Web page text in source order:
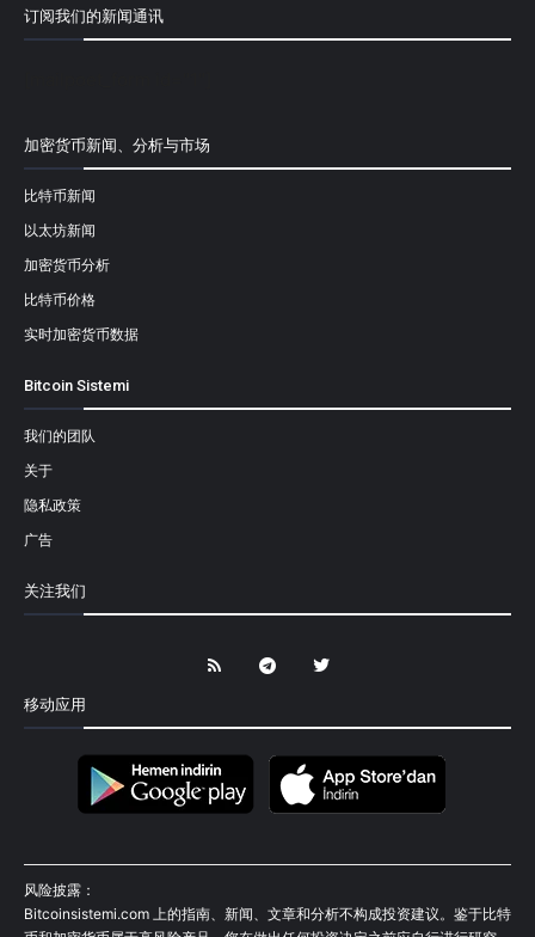
订阅我们的新闻通讯
加密货币新闻、分析与市场
比特币新闻
以太坊新闻
加密货币分析
比特币价格
实时加密货币数据
Bitcoin Sistemi
我们的团队
关于
隐私政策
广告
关注我们
移动应用
风险披露：
Bitcoinsistemi.com 上的指南、新闻、文章和分析不构成投资建议。鉴于比特